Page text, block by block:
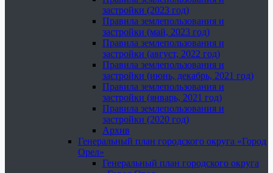
застройки (2023 год)
Правила землепользования и
застройки (май, 2023 год)
Правила землепользования и
застройки (август, 2022 год)
Правила землепользования и
застройки (июнь, декабрь, 2021 год)
Правила землепользования и
застройки (январь, 2021 год)
Правила землепользования и
застройки (2020 год)
Архив
Генеральный план городского округа «Город
Орел»
Генеральный план городского округа